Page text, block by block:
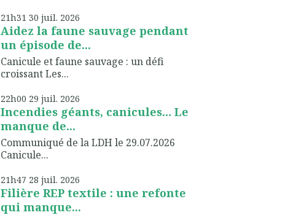
21h31 30 juil. 2026
Aidez la faune sauvage pendant
un épisode de...
Canicule et faune sauvage : un défi
croissant Les...
22h00 29 juil. 2026
Incendies géants, canicules… Le
manque de...
Communiqué de la LDH le 29.07.2026
Canicule...
21h47 28 juil. 2026
Filière REP textile : une refonte
qui manque...